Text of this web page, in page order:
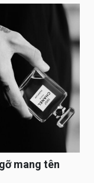
mang tên